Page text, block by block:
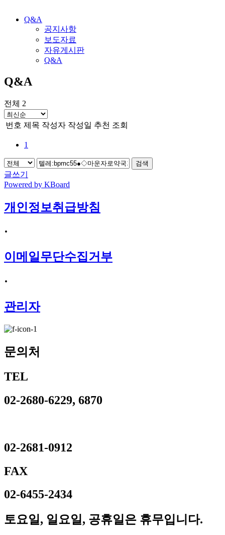
Q&A
공지사항
보도자료
자유게시판
Q&A
Q&A
전체 2
번호 제목 작성자 작성일 추천 조회
1
검색
글쓰기
Powered by KBoard
개인정보취급방침
·
이메일무단수집거부
·
관리자
문의처
TEL
02-2680-6229, 6870
02-2681-0912
FAX
02-6455-2434
토요일, 일요일, 공휴일은 휴무입니다.